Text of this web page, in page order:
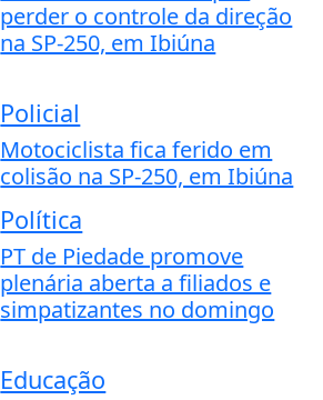
perder o controle da direção
na SP-250, em Ibiúna
Policial
Motociclista fica ferido em
colisão na SP-250, em Ibiúna
Política
PT de Piedade promove
plenária aberta a filiados e
simpatizantes no domingo
Educação